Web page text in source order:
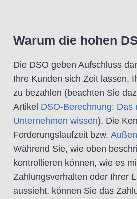
Warum die hohen
Die DSO geben Aufschluss
Ihre Kunden sich Zeit lassen,
zu bezahlen (beachten Sie
Artikel DSO-Berechnung: Das
Unternehmen wissen). Die
Forderungslaufzeit bzw.
Während Sie, wie oben
kontrollieren können, wie es
Zahlungsverhalten oder Ihrer
aussieht, können Sie das